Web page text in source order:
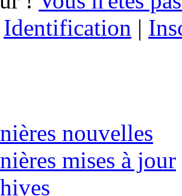
Identification |
nouvelles
mises à jour